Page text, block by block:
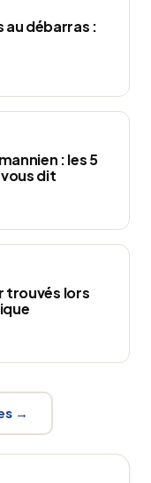
au débarras :
: les 5
dit
trouvés lors
→